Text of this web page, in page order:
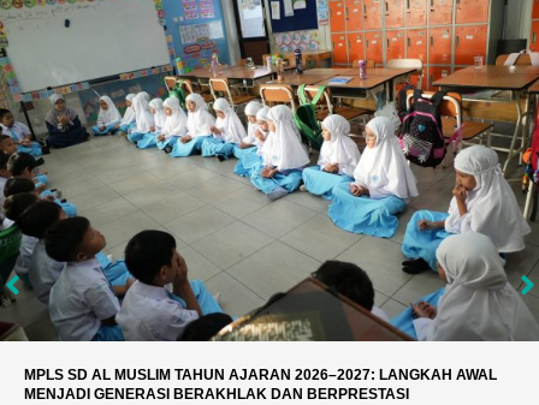
MPLS SD AL MUSLIM TAHUN AJARAN 2026–2027: LANGKAH AWAL
MENJADI GENERASI BERAKHLAK DAN BERPRESTASI